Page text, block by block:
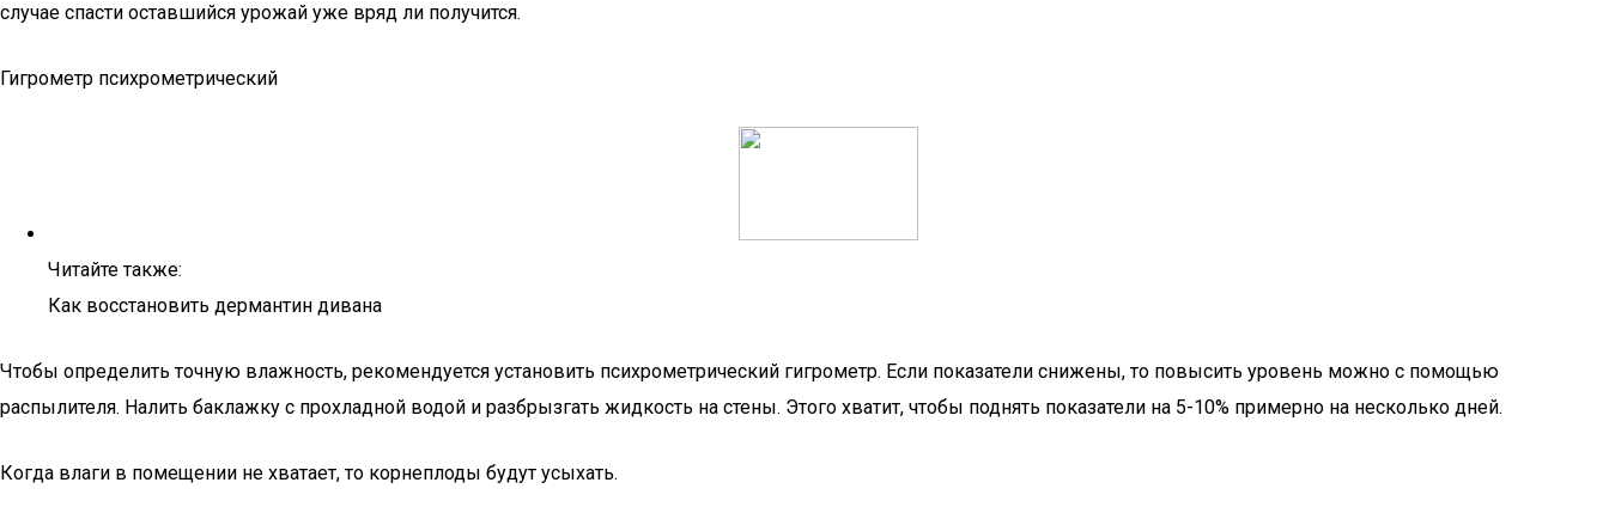
случае спасти оставшийся урожай уже вряд ли получится.
Гигрометр психрометрический
Читайте также:
Как восстановить дермантин дивана
Чтобы определить точную влажность, рекомендуется установить психрометрический гигрометр. Если показатели снижены, то повысить уровень можно с помощью
распылителя. Налить баклажку с прохладной водой и разбрызгать жидкость на стены. Этого хватит, чтобы поднять показатели на 5-10% примерно на несколько дней.
Когда влаги в помещении не хватает, то корнеплоды будут усыхать.